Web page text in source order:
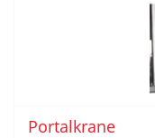
Portalkrane